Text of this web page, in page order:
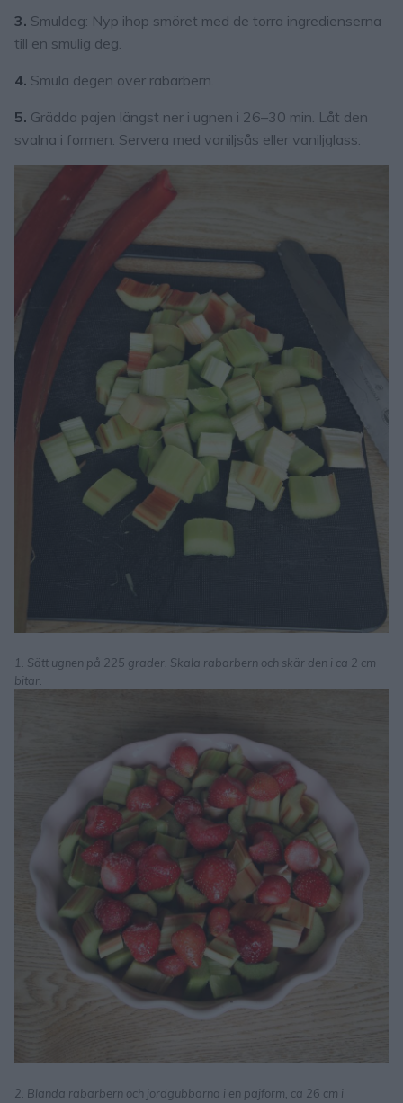
3. Smuldeg: Nyp ihop smöret med de torra ingredienserna
till en smulig deg.
4. Smula degen över rabarbern.
5. Grädda pajen längst ner i ugnen i 26–30 min. Låt den
svalna i formen. Servera med vaniljsås eller vaniljglass.
1. Sätt ugnen på 225 grader. Skala rabarbern och skär den i ca 2 cm
bitar.
2. Blanda rabarbern och jordgubbarna i en pajform, ca 26 cm i